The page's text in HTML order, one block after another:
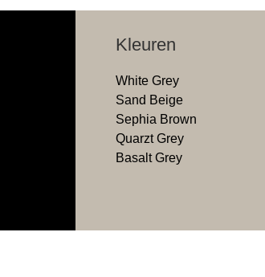
Kleuren
White Grey
Sand Beige
Sephia Brown
Quarzt Grey
Basalt Grey